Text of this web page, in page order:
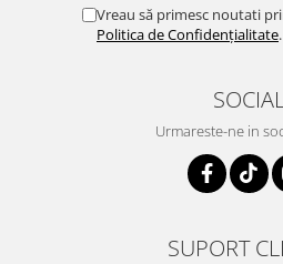
Vreau să primesc noutati
Politica de Confidențialitate.
Urmareste-ne in
SUPORT